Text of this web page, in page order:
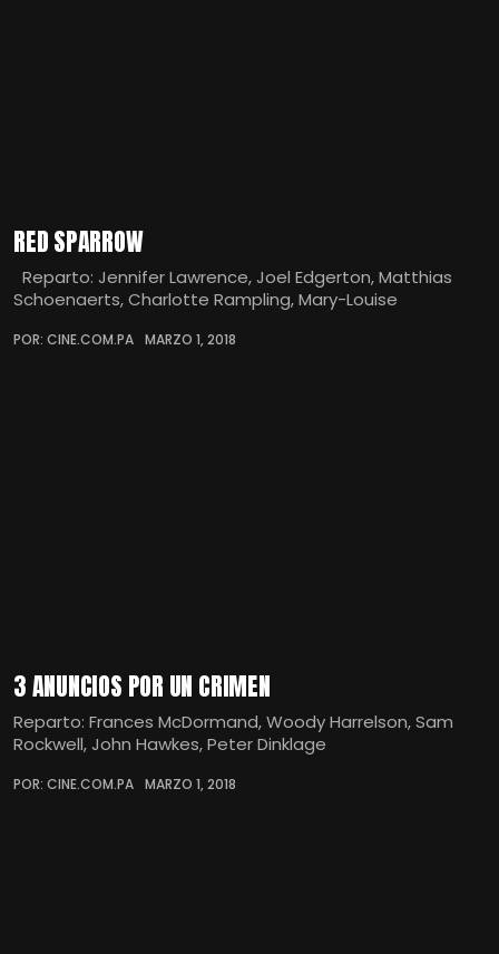
RED SPARROW
Reparto: Jennifer Lawrence, Joel Edgerton, Matthias
Schoenaerts, Charlotte Rampling, Mary-Louise
POR: CINE.COM.PA MARZO 1, 2018
3 ANUNCIOS POR UN CRIMEN
Reparto: Frances McDormand, Woody Harrelson, Sam
Rockwell, John Hawkes, Peter Dinklage
POR: CINE.COM.PA MARZO 1, 2018